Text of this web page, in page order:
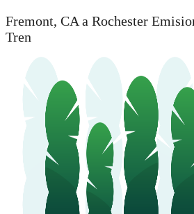
Fremont, CA a Rochester
Tren